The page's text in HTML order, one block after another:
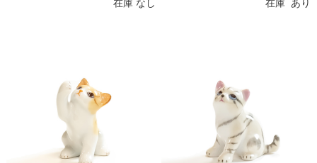
在庫 なし
在庫 あり